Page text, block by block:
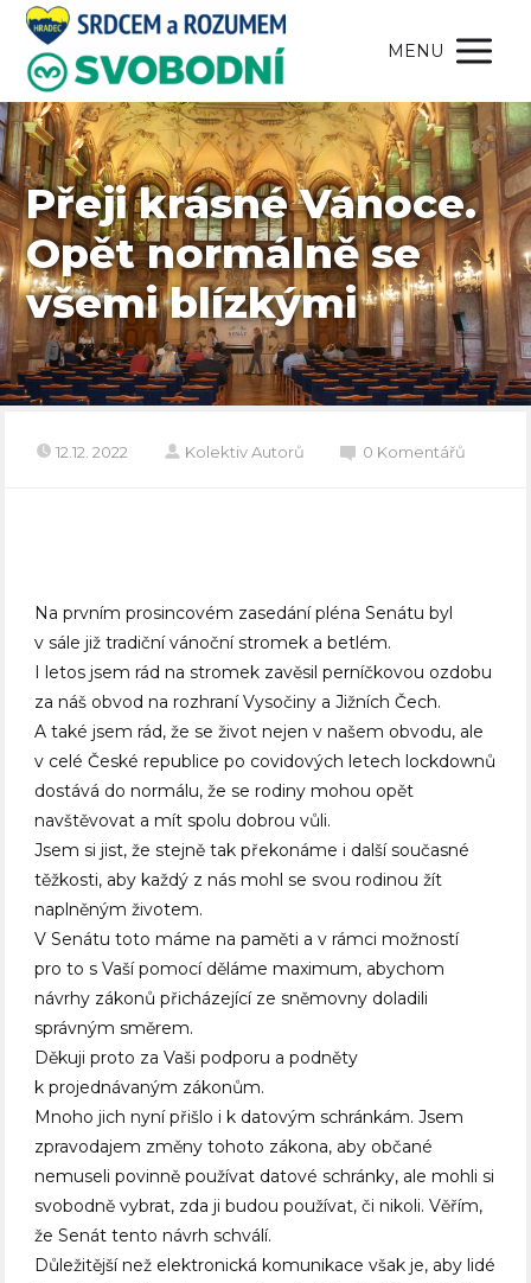
MENU
Přeji krásné Vánoce.
Opět normálně se
všemi blízkými
12.12. 2022 Kolektiv Autorů 0 Komentářů
Na prvním prosincovém zasedání pléna Senátu byl
v sále již tradiční vánoční stromek a betlém.
I letos jsem rád na stromek zavěsil perníčkovou ozdobu
za náš obvod na rozhraní Vysočiny a Jižních Čech.
A také jsem rád, že se život nejen v našem obvodu, ale
v celé České republice po covidových letech lockdownů
dostává do normálu, že se rodiny mohou opět
navštěvovat a mít spolu dobrou vůli.
Jsem si jist, že stejně tak překonáme i další současné
těžkosti, aby každý z nás mohl se svou rodinou žít
naplněným životem.
V Senátu toto máme na paměti a v rámci možností
pro to s Vaší pomocí děláme maximum, abychom
návrhy zákonů přicházející ze sněmovny doladili
správným směrem.
Děkuji proto za Vaši podporu a podněty
k projednávaným zákonům.
Mnoho jich nyní přišlo i k datovým schránkám. Jsem
zpravodajem změny tohoto zákona, aby občané
nemuseli povinně používat datové schránky, ale mohli si
svobodně vybrat, zda ji budou používat, či nikoli. Věřím,
že Senát tento návrh schválí.
Důležitější než elektronická komunikace však je, aby lidé